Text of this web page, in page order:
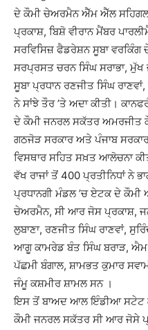
ਦੇ ਕੌਮੀ ਚੇਅਰਮੈਨ ਐੱਮ ਐੱਲ
ਪ੍ਰਕਾਸ਼, ਬਿਸ਼ੋ ਵੀਰਾਨ ਮੈਂਬਰ
ਸਰਵਿਸਿਜ਼ ਫੈਡਰੇਸ਼ਨ ਸੂਬਾ ਵਰਕਿੰਗ
ਸਰਪ੍ਰਸਤ ਚਰਨ ਸਿੰਘ ਸਰਾਭਾ,
ਸੂਬਾ ਪ੍ਰਧਾਨ ਰਣਜੀਤ ਸਿੰਘ
ਨੇ ਸਾਂਝੇ ਤੌਰ ’ਤੇ ਅਦਾ ਕੀਤੀ।
ਦੇ ਕੌਮੀ ਜਨਰਲ ਸਕੱਤਰ ਅਮਰਜੀਤ
ਗਠਜੋੜ ਸਰਕਾਰ ਅਤੇ ਪੰਜਾਬ
ਵਿਸਥਾਰ ਸਹਿਤ ਸਖ਼ਤ ਆਲੋਚਨਾ
ਵੱਖ ਰਾਜਾਂ ਤੋਂ 400 ਪ੍ਰਤੀਨਿਧਾਂ ਨੇ
ਪ੍ਰਧਾਨਗੀ ਮੰਡਲ ’ਚ ਏਟਕ ਦੇ
ਚੇਅਰਮੈਨ, ਸੀ ਆਰ ਜੋਸ ਪ੍ਰਕਾਸ਼,
ਲੁਬਾਣਾ, ਰਣਜੀਤ ਸਿੰਘ ਰਾਣਵਾਂ,
ਆਗੂ ਕਾਮਰੇਡ ਬੰਤ ਸਿੰਘ ਬਰਾੜ,
ਪੱਛਮੀ ਬੰਗਾਲ, ਸ਼ਾਮਭਤ ਕੁਮਾਰ
ਜੰਮੂ ਕਸ਼ਮੀਰ ਸ਼ਾਮਲ ਸਨ ।
ਇਸ ਤੋਂ ਬਾਅਦ ਆਲ ਇੰਡੀਆ ਸਟੇਟ
ਕੌਮੀ ਜਨਰਲ ਸਕੱਤਰ ਸੀ ਆਰ ਜੋਸੇ